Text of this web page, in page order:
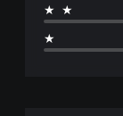
★★
★